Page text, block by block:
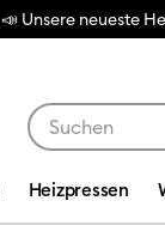
📣 Unsere neueste
Heizpressen